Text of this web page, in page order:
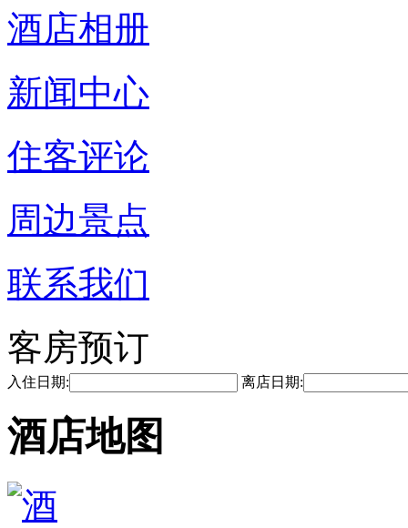
酒店相册
新闻中心
住客评论
周边景点
联系我们
客房预订
入住日期: 离店日期:
酒店地图